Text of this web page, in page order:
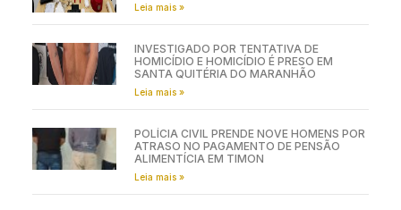
Leia mais »
INVESTIGADO POR TENTATIVA DE
HOMICÍDIO E HOMICÍDIO É PRESO EM
SANTA QUITÉRIA DO MARANHÃO
Leia mais »
POLÍCIA CIVIL PRENDE NOVE HOMENS POR
ATRASO NO PAGAMENTO DE PENSÃO
ALIMENTÍCIA EM TIMON
Leia mais »